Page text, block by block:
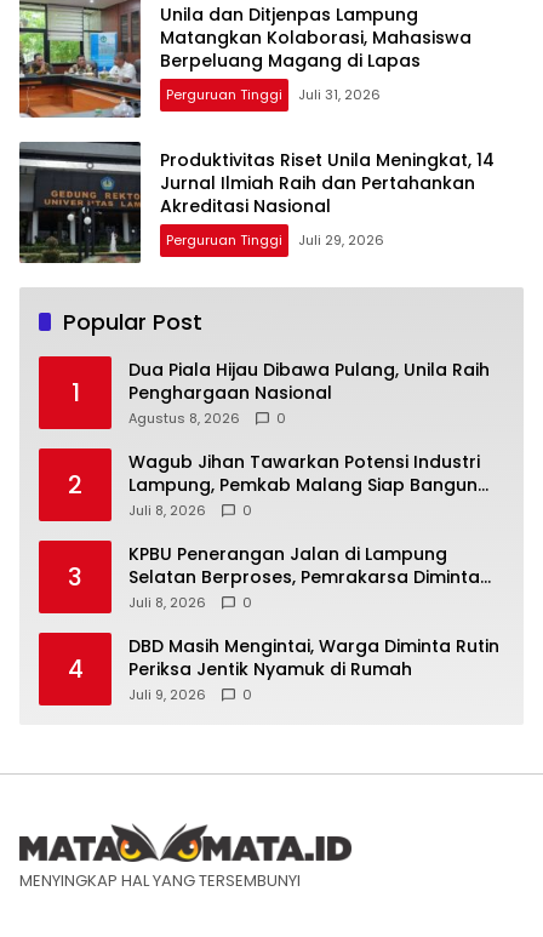
Unila dan Ditjenpas Lampung
Matangkan Kolaborasi, Mahasiswa
Berpeluang Magang di Lapas
Perguruan Tinggi Juli 31, 2026
Produktivitas Riset Unila Meningkat, 14
Jurnal Ilmiah Raih dan Pertahankan
Akreditasi Nasional
Perguruan Tinggi Juli 29, 2026
Popular Post
1
Dua Piala Hijau Dibawa Pulang, Unila Raih
Penghargaan Nasional
Agustus 8, 2026 0
2
Wagub Jihan Tawarkan Potensi Industri
Lampung, Pemkab Malang Siap Bangun
Sinergi
Juli 8, 2026 0
3
KPBU Penerangan Jalan di Lampung
Selatan Berproses, Pemrakarsa Diminta
Susun FS
Juli 8, 2026 0
4
DBD Masih Mengintai, Warga Diminta Rutin
Periksa Jentik Nyamuk di Rumah
Juli 9, 2026 0
MENYINGKAP HAL YANG TERSEMBUNYI